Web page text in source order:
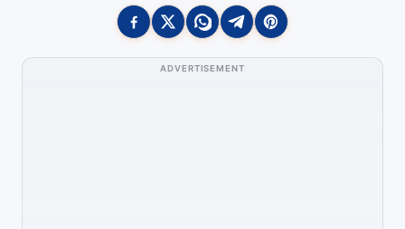
ADVERTISEMENT